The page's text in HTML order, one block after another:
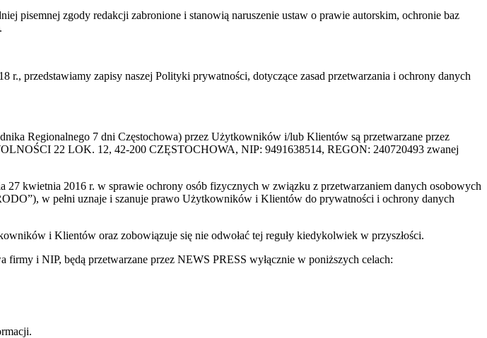
pisemnej zgody redakcji zabronione i stanowią naruszenie ustaw o prawie autorskim, ochronie baz
przedstawiamy zapisy naszej Polityki prywatności, dotyczące zasad przetwarzania i ochrony danych
Regionalnego 7 dni Częstochowa) przez Użytkowników i/lub Klientów są przetwarzane przez
22 LOK. 12, 42-200 CZĘSTOCHOWA, NIP: 9491638514, REGON: 240720493 zwanej
kwietnia 2016 r. w sprawie ochrony osób fizycznych w związku z przetwarzaniem danych osobowych
w pełni uznaje i szanuje prawo Użytkowników i Klientów do prywatności i ochrony danych
i Klientów oraz zobowiązuje się nie odwołać tej reguły kiedykolwiek w przyszłości.
i NIP, będą przetwarzane przez NEWS PRESS wyłącznie w poniższych celach: